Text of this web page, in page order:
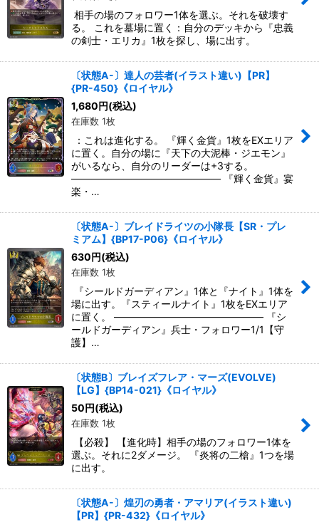
相手の場のフォロワー1体を選ぶ。それを破壊す
る。 これを墓場に置く：自分のデッキから『忠義
の剣士・エリカ』1枚を探し、場に出す。
〔状態A-〕達人の芸者(イラスト違い)【PR】
{PR-450}《ロイヤル》
1,680円(税込)
在庫数 1枚
：これは進化する。 『輝く金貨』1枚をEXエリア
に置く。自分の場に『天下の大泥棒・ジエモン』
がいるなら、自分のリーダーは+3する。
――――――――――――――― 『輝く金貨』宴
楽・…
〔状態A-〕ブレイドライツの小隊長【SR・プレ
ミアム】{BP17-P06}《ロイヤル》
630円(税込)
在庫数 1枚
『シールドガーディアン』1体と『ナイト』1体を
場に出す。『スティールナイト』1枚をEXエリア
に置く。 ――――――――――――――― 『シ
ールドガーディアン』兵士・フォロワー1/1【守
護】…
〔状態B〕ブレイズフレア・マーズ(EVOLVE)
【LG】{BP14-021}《ロイヤル》
50円(税込)
在庫数 1枚
【必殺】 【進化時】相手の場のフォロワー1体を
選ぶ。それに2ダメージ。 『炎将の二槍』1つを場
に出す。
〔状態A-〕煌刃の勇者・アマリア(イラスト違い)
【PR】{PR-432}《ロイヤル》